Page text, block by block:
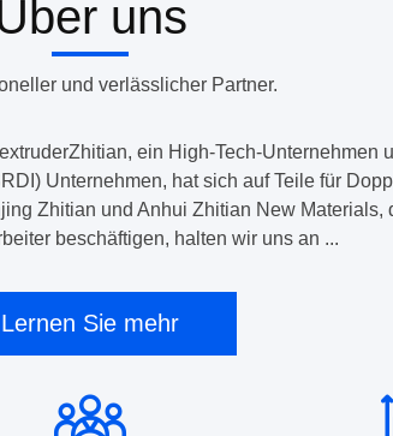
uns
und verlässlicher Partner.
ein High-Tech-Unternehmen
Unternehmen, hat sich auf Teile für
Zhitian und Anhui Zhitian New Materials,
beschäftigen, halten wir uns an ...
Lernen Sie mehr